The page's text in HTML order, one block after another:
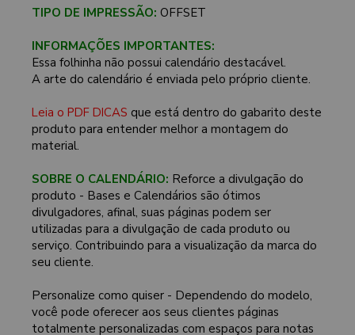
TIPO DE IMPRESSÃO: OFFSET
INFORMAÇÕES IMPORTANTES:
Essa folhinha não possui calendário destacável.
A arte do calendário é enviada pelo próprio cliente.
Leia o PDF DICAS que está dentro do gabarito deste
produto para entender melhor a montagem do
material.
SOBRE O CALENDÁRIO: Reforce a divulgação do
produto - Bases e Calendários são ótimos
divulgadores, afinal, suas páginas podem ser
utilizadas para a divulgação de cada produto ou
serviço. Contribuindo para a visualização da marca do
seu cliente.
Personalize como quiser - Dependendo do modelo,
você pode oferecer aos seus clientes páginas
totalmente personalizadas com espaços para notas